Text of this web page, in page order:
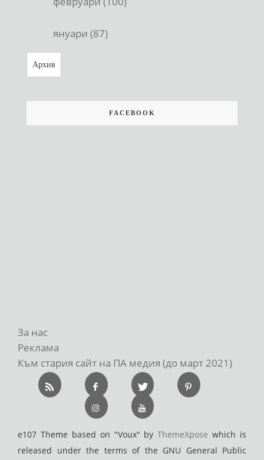
януари (87)
Архив
FACEBOOK
За нас
Реклама
Към стария сайт на ПА медия (до март 2021)
e107 Theme based on "Voux" byThemeXpose which is
released under the terms of the GNU General Public